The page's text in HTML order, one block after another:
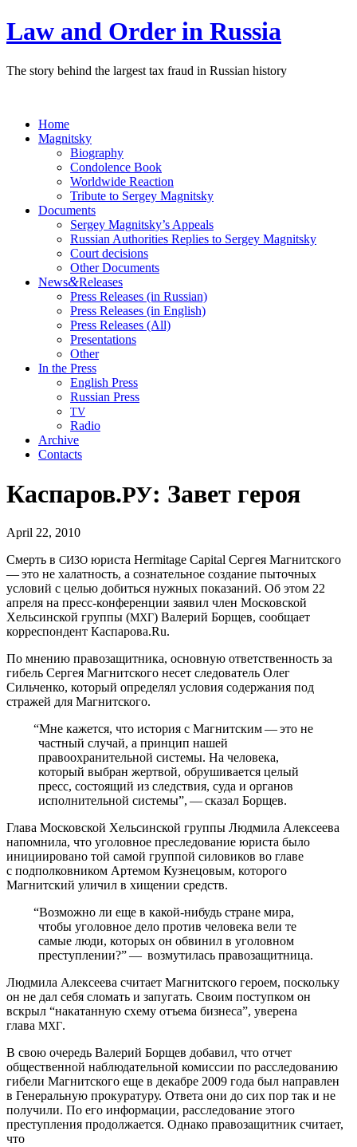
Law and Order in Russia
The story behind the largest tax fraud in Russian history
Home
Magnitsky
Biography
Condolence Book
Worldwide Reaction
Tribute to Sergey Magnitsky
Documents
Sergey Magnitsky’s Appeals
Russian Authorities Replies to Sergey Magnitsky
Court decisions
Other Documents
News&Releases
Press Releases (in Russian)
Press Releases (in English)
Press Releases (All)
Presentations
Other
In the Press
English Press
Russian Press
TV
Radio
Archive
Contacts
Каспаров.РУ: Завет героя
April 22, 2010
Смерть в СИЗО юриста Her­mitage Cap­i­tal Сергея Магнитского
— это не халатность, а сознательное создание пыточных
условий с целью добиться нужных показаний. Об этом 22
апреля на пресс-конференции заявил член Московской
Хельсинской группы (МХГ) Валерий Борщев, сообщает
корреспондент Каспарова.Ru.
По мнению правозащитника, оcновную ответственность за
гибель Сергея Магнитского несет следователь Олег
Сильченко, который определял условия содержания под
стражей для Магнитского.
“Мне кажется, что история с Магнитским — это не
частный случай, а принцип нашей
правоохранительной системы. На человека,
который выбран жертвой, обрушивается целый
пресс, состоящий из следствия, суда и органов
исполнительной системы”, — сказал Борщев.
Глава Московской Хельсинской группы Людмила Алексеева
напомнила, что уголовное преследование юриста было
инициировано той самой группой силовиков во главе
с подполковником Артемом Кузнецовым, которого
Магнитский уличил в хищении средств.
“Возможно ли еще в какой-нибудь стране мира,
чтобы уголовное дело против человека вели те
самые люди, которых он обвинил в уголовном
преступлении?” — возмутилась правозащитница.
Людмила Алексеева считает Магнитского героем, поскольку
он не дал себя сломать и запугать. Своим поступком он
вскрыл “накатанную схему отъема бизнеса”, уверена
глава МХГ.
В свою очередь Валерий Борщев добавил, что отчет
общественной наблюдательной комиссии по расследованию
гибели Магнитского еще в декабре 2009 года был направлен
в Генеральную прокуратуру. Ответа они до сих пор так и не
получили. По его информации, расследование этого
преступления продолжается. Однако правозащитник считает,
что